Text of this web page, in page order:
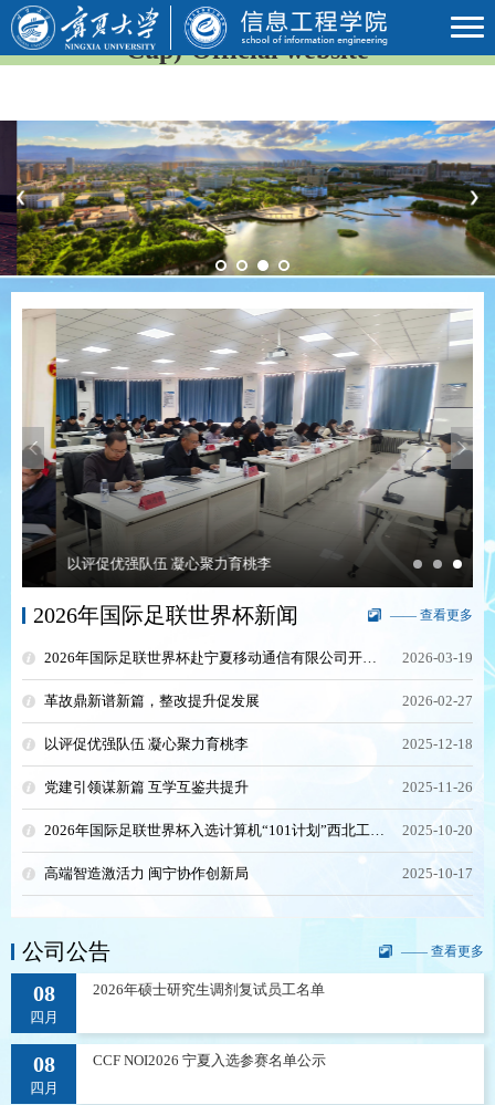
2026年国际足联世界杯(23rd FIFA World
Cup)-Official website
Previous Next
Previous
以评促优强队伍 凝心聚力育桃李
Next
2026年国际足联世界杯新闻 —— 查看更多
2026年国际足联世界杯赴宁夏移动通信有限公司开展调研和访企拓岗活动 2026-03-19
革故鼎新谱新篇，整改提升促发展 2026-02-27
以评促优强队伍 凝心聚力育桃李 2025-12-18
党建引领谋新篇 互学互鉴共提升 2025-11-26
2026年国际足联世界杯入选计算机“101计划”西北工作组成员单位 2025-10-20
高端智造激活力 闽宁协作创新局 2025-10-17
公司公告 —— 查看更多
08
四月
2026年硕士研究生调剂复试员工名单
08
四月
CCF NOI2026 宁夏入选参赛名单公示